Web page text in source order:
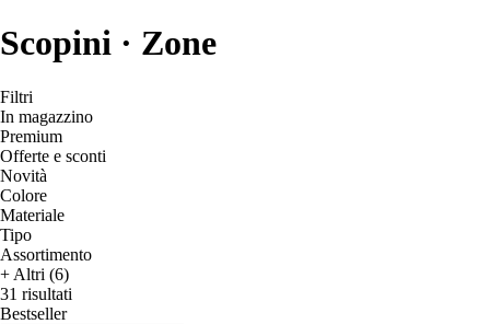
Scopini · Zone
Filtri
In magazzino
Premium
Offerte e sconti
Novità
Colore
Materiale
Tipo
Assortimento
+ Altri (6)
31 risultati
Bestseller